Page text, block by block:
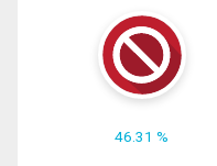
46.31 %